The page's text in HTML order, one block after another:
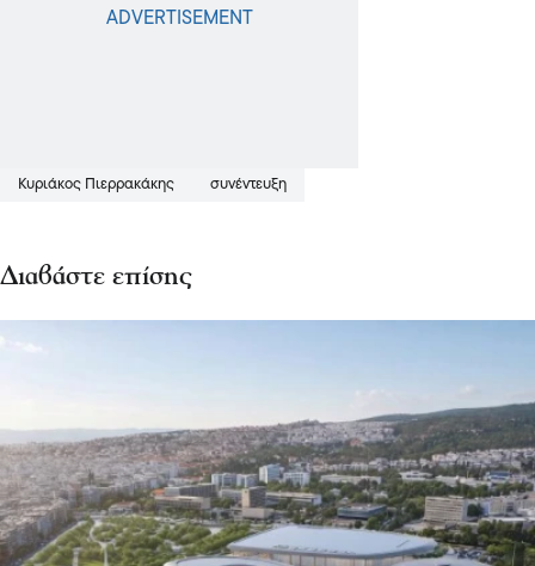
Κυριάκος Πιερρακάκης συνέντευξη
Διαβάστε επίσης